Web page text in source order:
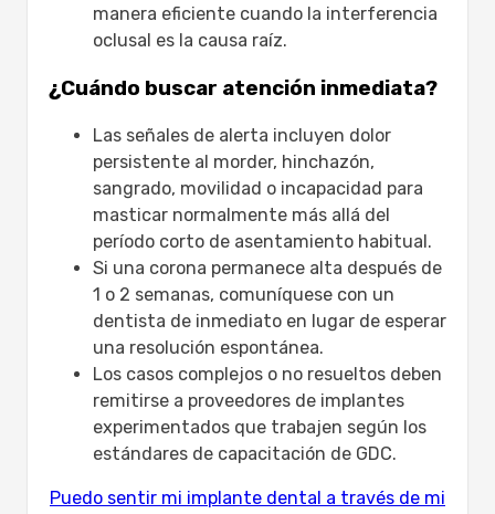
manera eficiente cuando la interferencia
oclusal es la causa raíz.
¿Cuándo buscar atención inmediata?
Las señales de alerta incluyen dolor
persistente al morder, hinchazón,
sangrado, movilidad o incapacidad para
masticar normalmente más allá del
período corto de asentamiento habitual.
Si una corona permanece alta después de
1 o 2 semanas, comuníquese con un
dentista de inmediato en lugar de esperar
una resolución espontánea.
Los casos complejos o no resueltos deben
remitirse a proveedores de implantes
experimentados que trabajen según los
estándares de capacitación de GDC.
Puedo sentir mi implante dental a través de mi